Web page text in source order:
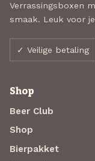
Verrassingsboxen
smaak. Leuk voor
✓ Veilige betaling
Shop
Beer Club
Shop
Bierpakket